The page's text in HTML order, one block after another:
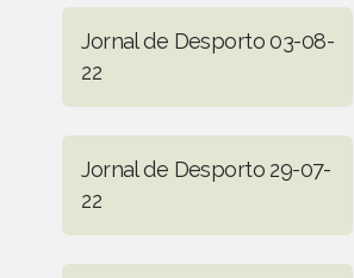
Jornal de Desporto 03-08-
22
Jornal de Desporto 29-07-
22